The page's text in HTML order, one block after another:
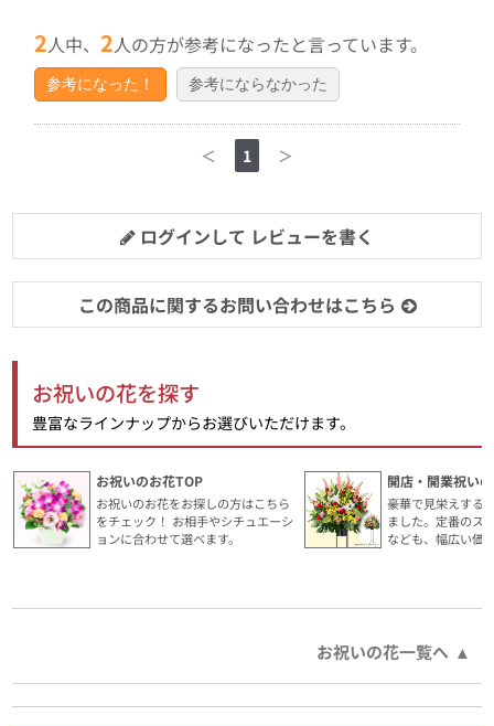
2人中、 2人の方が参考になったと言っています。
参考になった！ 参考にならなかった
＜ 1 ＞
ログインして レビューを書く
この商品に関するお問い合わせはこちら
お祝いの花を探す
豊富なラインナップからお選びいただけます。
お祝いのお花TOP
お祝いのお花をお探しの方はこちら
をチェック！ お相手やシチュエーシ
ョンに合わせて選べます。
開店・開業祝い
豪華で見栄えする
ました。定番のス
なども、幅広い価
お祝いの花一覧へ